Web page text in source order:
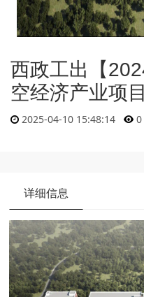
西政工出【
空经济产业项目
2025-04-10 15:48:14 0
详细信息